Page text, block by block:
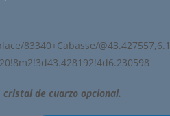
83340+Cabasse/
de cuarzo opcional.